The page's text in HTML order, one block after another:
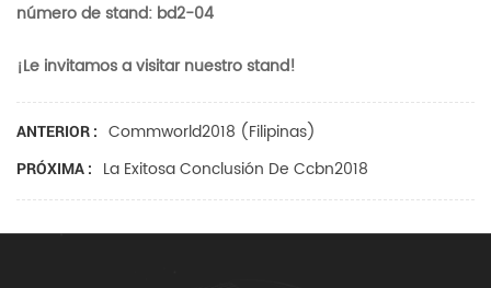
número de stand: bd2-04
¡Le invitamos a visitar nuestro stand!
ANTERIOR : Commworld2018 (filipinas)
PRÓXIMA : La Exitosa Conclusión De Ccbn2018